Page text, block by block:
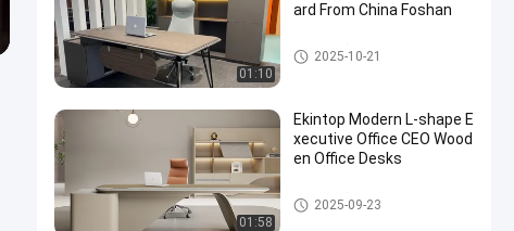
01:10
ard From China Foshan
εμπορικό γραφείο γραφείων
2025-10-21
01:58
Ekintop Modern L-shape E
xecutive Office CEO Wood
en Office Desks
εμπορικό γραφείο γραφείων
2025-09-23